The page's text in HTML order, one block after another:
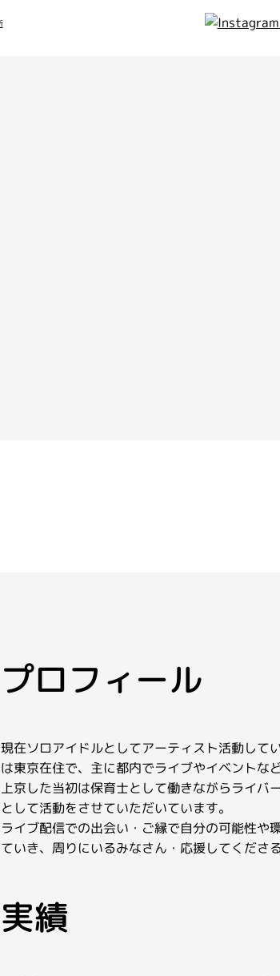
プロフィール
現在ソロアイドルとしてアーティスト活動して
は東京在住で、主に都内でライブやイベントな
上京した当初は保育士として働きながらライバ
として活動をさせていただいています。
ライブ配信での出会い・ご縁で自分の可能性や
ていき、周りにいるみなさん・応援してくださ
実績